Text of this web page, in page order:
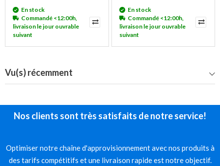
En stock
Commandé <12:00h,
livraison le jour ouvrable
suivant
En stock
Commandé <12:00h,
livraison le jour ouvrable
suivant
Vu(s) récemment
Nos clients sont très satisfaits de notre service!
Optimiser notre chaîne d'approvisionnement avec nos produits à
des tarifs compétitifs et une livraison rapide est notre objectif.